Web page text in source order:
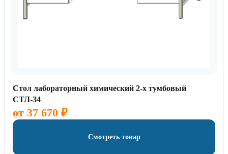
Стол лабораторный химический 2-х тумбовый
СТЛ-34
от 37 670 ₽
Смотреть товар